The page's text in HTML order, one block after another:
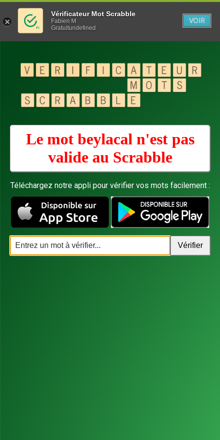
Le mot beylacal n'est pas
valide au Scrabble
Téléchargez notre appli pour vérifier vos mots facilement :
Vérificateur Mot Scrabble
Fabien M
Gratuitundefined
VOIR